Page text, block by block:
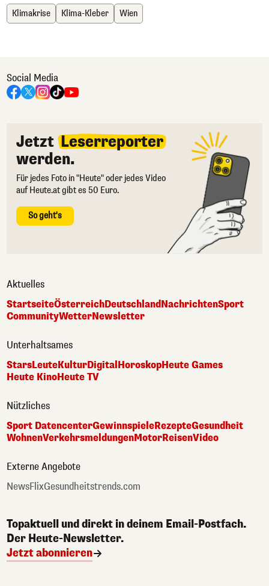
Klimakrise Klima-Kleber Wien
Social Media
Jetzt Leserreporter
werden.
Für jedes Foto in "Heute" oder jedes Video
auf Heute.at gibt es 50 Euro.
So geht's
Aktuelles
StartseiteÖsterreichDeutschlandNachrichtenSport
CommunityWetterNewsletter
Unterhaltsames
StarsLeuteKulturDigitalHoroskopHeute Games
Heute KinoHeute TV
Nützliches
Sport DatencenterGewinnspieleRezepteGesundheit
WohnenVerkehrsmeldungenMotorReisenVideo
Externe Angebote
NewsFlixGesundheitstrends.com
Topaktuell und direkt in deinem Email-Postfach.
Der Heute-Newsletter.
Jetzt abonnieren